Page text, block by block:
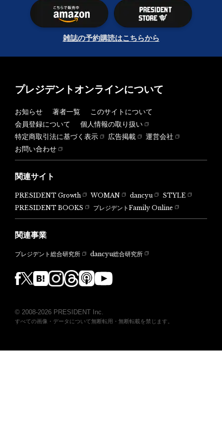
雑誌の予約購読はこちらから
プレジデントオンラインについて
お知らせ 著者一覧
このサイトについて
会員登録について
個人情報の取り扱い
特定商取引法に基づく表示
広告掲載
運営会社
お問い合わせ
関連サイト
PRESIDENT Growth WOMAN dancyu
STYLE
PRESIDENT BOOKS
プレジデントFamily Online
関連事業
プレジデント総合研究所 dancyu総合研究所
© 2008-2026 PRESIDENT Inc.
すべての画像・データについて無断転用・無断転載を禁じます。